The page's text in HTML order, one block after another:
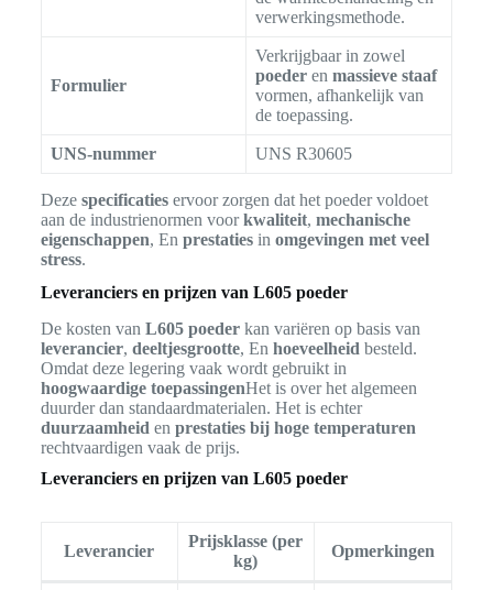
verwerkingsmethode.
Formulier
Verkrijgbaar in zowel
poederen massieve staaf
vormen, afhankelijk van
de toepassing.
UNS-nummer UNS R30605
Deze specificatieservoor zorgen dat het poeder voldoet
aan de industrienormen voorkwaliteit, mechanische
eigenschappen, En prestatiesin omgevingen met veel
stress.
Leveranciers en prijzen van L605 poeder
De kosten van L605 poederkan variëren op basis van
leverancier, deeltjesgrootte, En hoeveelheid besteld.
Omdat deze legering vaak wordt gebruikt in
hoogwaardige toepassingenHet is over het algemeen
duurder dan standaardmaterialen. Het is echter
duurzaamheid en prestaties bij hoge temperaturen
rechtvaardigen vaak de prijs.
Leveranciers en prijzen van L605 poeder
Leverancier
Prijsklasse (per
kg)
Opmerkingen